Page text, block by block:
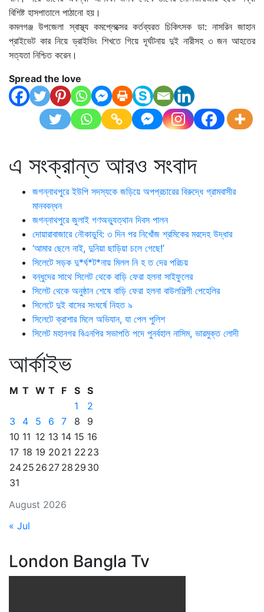
বিশিষ্ট হাসপাতালে পাঠানো হয়।
কমলগঞ্জ উপজেলা স্বাস্থ্য কমপ্লেক্সের কর্তব্যরত চিকিৎসক ডা: নাসরিন জাহান
প্রাইভেট কার নিয়ে ড্রাইভিং শিখতে গিয়ে দূর্ঘটনায় দুই নারীসহ ৩ জন আহতের
সত্যতা নিশ্চিত করেন।
Spread the love
এ সংক্রান্ত আরও সংবাদ
জগন্নাথপুরে ইউপি সদস্যকে জড়িয়ে অপপ্রচারের বিরুদ্ধে গ্রামবাসীর
মানববন্ধন
জগন্নাথপুরে জুলাই গণঅভ্যুত্থান দিবস পালন
দোয়ারাবাজারে নৌকাডুবি: ৩ দিন পর নিখোঁজ শ্রমিকের মরদেহ উদ্ধার
‘আমার ছেলে নাই, দুনিয়া ছাড়িয়া চলে গেছে!’
সিলেটে সড়ক দু*র্ঘ*ট*নায় মিলল নি হ ত দের পরিচয়
বন্ধুদের সাথে সিলেট থেকে বাড়ি ফেরা হলনা সাইফুলের
সিলেট থেকে অনুষ্ঠান শেষে বাড়ি ফেরা হলনা বাউলশিল্পী পেহেলির
সিলেটে দুই বাসের সংঘর্ষে নিহত ৯
সিলেটে ক্রাশার মিলে অভিযান, যা পেল পুলিশ
সিলেট মহানগর বিএনপির সভাপতি পদে পুনর্বহাল নাসিম, ভারমুক্ত লোদী
আর্কাইভ
August 2026
M T W T F S S
1
2
3
4 5 6 7 8
9
10 11 12 13 14 15 16
17 18 19 20 21 22 23
2425 26 27 28 29 30
31
« Jul
London Bangla Tv